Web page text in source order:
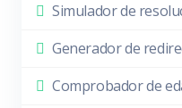
Simulador de
Generador de
Comprobador de